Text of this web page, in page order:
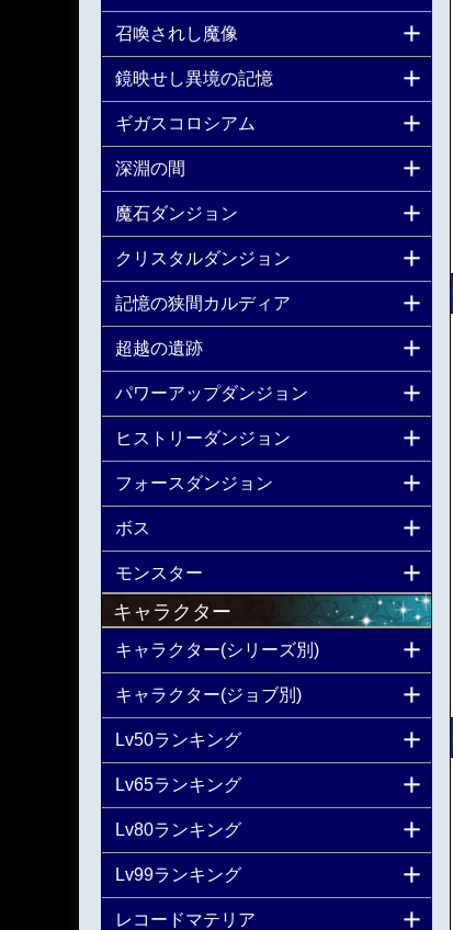
召喚されし魔像
鏡映せし異境の記憶
ギガスコロシアム
深淵の間
魔石ダンジョン
クリスタルダンジョン
記憶の狭間カルディア
超越の遺跡
パワーアップダンジョン
ヒストリーダンジョン
フォースダンジョン
ボス
モンスター
キャラクター
キャラクター(シリーズ別)
キャラクター(ジョブ別)
Lv50ランキング
Lv65ランキング
Lv80ランキング
Lv99ランキング
レコードマテリア